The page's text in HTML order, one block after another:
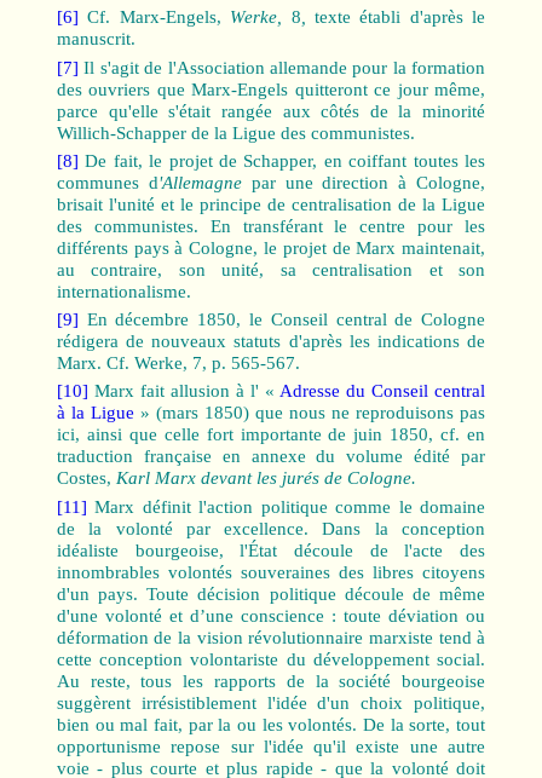
[6] Cf. Marx-Engels, Werke, 8
texte établi d'après le
manuscrit.
[7] Il s'agit de l'Association allemande pour la formation
des ouvriers que Marx-Engels quitteront ce jour même,
parce qu'elle s'était rangée aux côtés de la minorité
Willich-Schapper de la Ligue des communistes.
[8] De fait, le projet de Schapper, en coiffant toutes les
communes d'Allemagnepar une direction à Cologne,
brisait l'unité et le principe de centralisation de la Ligue
des communistes. En transférant le centre pour les
différents pays à Cologne, le projet de Marx maintenait,
au contraire, son unité, sa centralisation et son
internationalisme.
[9] En décembre 1850, le Conseil central de Cologne
rédigera de nouveaux statuts d'après les indications de
Marx. Cf. Werke, 7, p. 565-567.
[10] Marx fait allusion à l' «Adresse du Conseil central
à la Ligue » (mars 1850) que nous ne reproduisons pas
ici, ainsi que celle fort importante de juin 1850, cf. en
traduction française en annexe du volume édité par
Costes, Karl Marx devant les jurés de Cologne.
[11] Marx définit l'action politique comme le domaine
de la volonté par excellence. Dans la conception
idéaliste bourgeoise, l'État découle de l'acte des
innombrables volontés souveraines des libres citoyens
d'un pays. Toute décision politique découle de même
d'une volonté et d’une conscience : toute déviation ou
déformation de la vision révolutionnaire marxiste tend à
cette conception volontariste du développement social.
Au reste, tous les rapports de la société bourgeoise
suggèrent irrésistiblement l'idée d'un choix politique,
bien ou mal fait, par la ou les volontés. De la sorte, tout
opportunisme repose sur l'idée qu'il existe une autre
voie ‑ plus courte et plus rapide ‑ que la volonté doit